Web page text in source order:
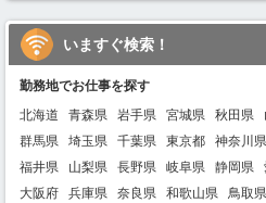
いますぐ検索！
勤務地でお仕事を探す
北海道
青森県 岩手県 宮城県 秋田県
群馬県
埼玉県 千葉県 東京都 神奈川県
福井県
山梨県 長野県 岐阜県 静岡県
大阪府
兵庫県 奈良県 和歌山県 鳥取県